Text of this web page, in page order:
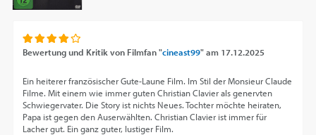
Bewertung und Kritik von Filmfan "cineast99"am 17.12.2025
Ein heiterer französischer Gute-Laune Film. Im Stil der Monsieur Claude
Filme. Mit einem wie immer guten Christian Clavier als genervten
Schwiegervater. Die Story ist nichts Neues. Tochter möchte heiraten,
Papa ist gegen den Auserwählten. Christian Clavier ist immer für
Lacher gut. Ein ganz guter, lustiger Film.